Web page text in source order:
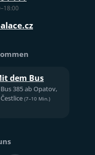
dem Bus
Bus 385 ab Opatov,
Čestlice (7–10 Min.)